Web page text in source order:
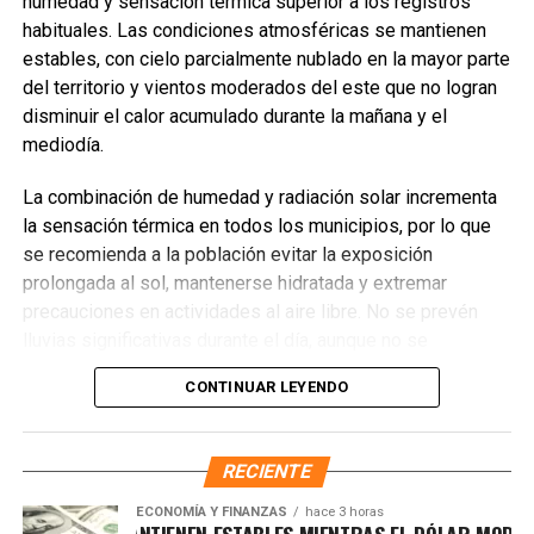
Únete al canal oficial de WhatsApp de
Quinto Podery recibe las noticias más
importantes de Quintana Roo directamente
Unirme al canal de WhatsApp
habituales. Las condiciones atmosféricas se mantienen
estables, con cielo parcialmente nublado en la mayor parte
del territorio y vientos moderados del este que no logran
disminuir el calor acumulado durante la mañana y el
mediodía.
La combinación de humedad y radiación solar incrementa
la sensación térmica en todos los municipios, por lo que
se recomienda a la población evitar la exposición
prolongada al sol, mantenerse hidratada y extremar
precauciones en actividades al aire libre. No se prevén
descartan chubascos aislados por la tarde en la zona sur.
Benito Juárez — 33°C / Sensación térmica 39°C
Solidaridad— 32°C / Sensación térmica 38°C
CONTINUAR LEYENDO
RECIENTE
ECONOMÍA Y FINANZAS hace 3 horas